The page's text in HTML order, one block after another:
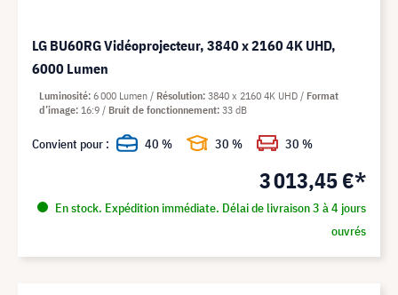
LG BU60RG Vidéoprojecteur, 3840 x 2160 4K UHD,
6000 Lumen
3 013,45 €*
En stock. Expédition immédiate. Délai de livraison 3 à 4 jours
ouvrés
Luminosité 6 000 Lumen Résolution 3840 x 2160 4K UHD
Format
d’image 16:9 Bruit de fonctionnement 33 dB
Convient pour : 40 % 30 % 30 %